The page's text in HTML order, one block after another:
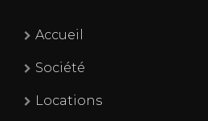
Accueil
Société
Locations